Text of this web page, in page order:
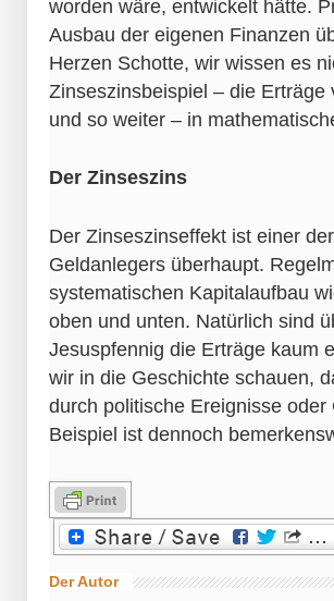
worden wäre, entwickelt hätte.
Ausbau der eigenen Finanzen
Herzen Schotte, wir wissen es
Zinseszinsbeispiel – die
und so weiter – in
Der Zinseszins
Der Zinseszinseffekt ist einer
Geldanlegers überhaupt.
systematischen Kapitalaufbau
oben und unten. Natürlich sind
Jesuspfennig die Erträge kaum
wir in die Geschichte schauen,
durch politische Ereignisse
Beispiel ist dennoch
Der Autor